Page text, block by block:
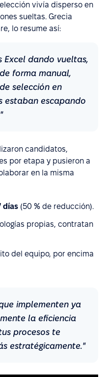
vivía disperso en
sueltas. Grecia
lo resume así:
Excel dando vueltas,
forma manual,
selección en
estaban escapando
candidatos,
por etapa y pusieron a
en la misma
días (50 % de reducción).
propias, contratan
del equipo, por encima
implementen ya
la eficiencia
procesos te
estratégicamente."